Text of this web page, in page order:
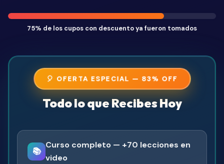
75% de los cupos con descuento ya fueron tomados
🎈 OFERTA ESPECIAL — 83% OFF
Todo lo que Recibes Hoy
📚
Curso completo — +70 lecciones en
video